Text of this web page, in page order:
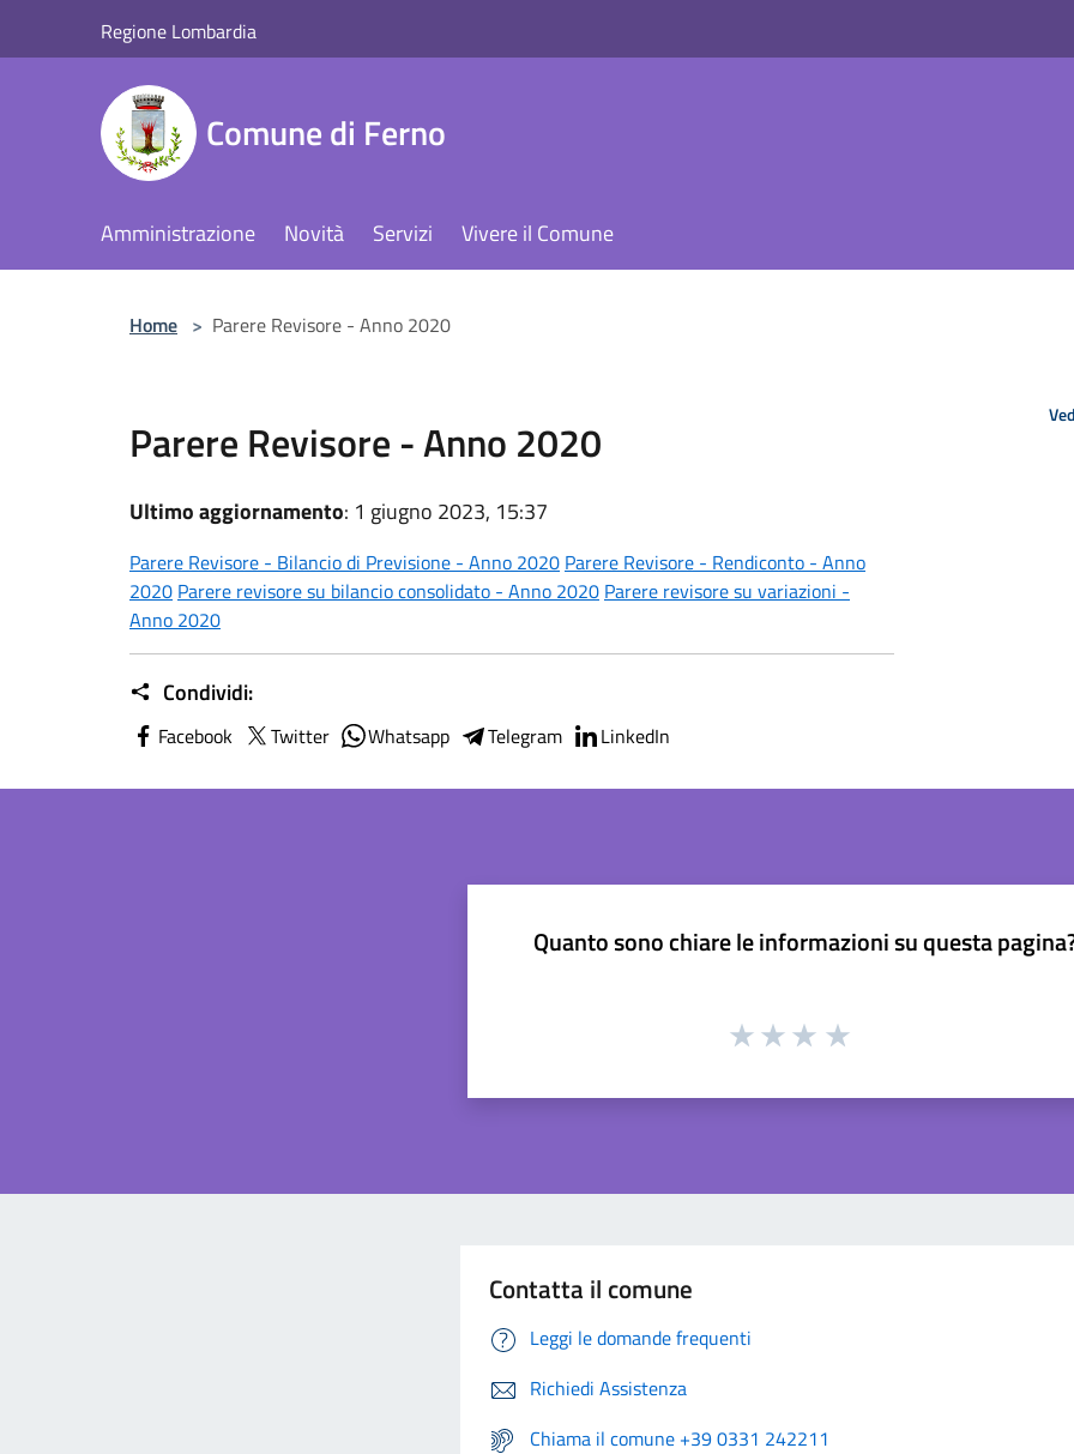
Regione Lombardia
Comune di Ferno
Amministrazione Novità Servizi Vivere il Comune
Home > Parere Revisore - Anno 2020
Parere Revisore - Anno 2020
Ultimo aggiornamento: 1 giugno 2023, 15:37
Parere Revisore - Bilancio di Previsione - Anno 2020 Parere Revisore - Rendiconto - Anno
2020 Parere revisore su bilancio consolidato - Anno 2020 Parere revisore su variazioni -
Anno 2020
Condividi:
Facebook Twitter Whatsapp Telegram LinkedIn
Quanto sono chiare le informazioni su questa
Contatta il comune
Leggi le domande frequenti
Richiedi Assistenza
Chiama il comune +39 0331 242211